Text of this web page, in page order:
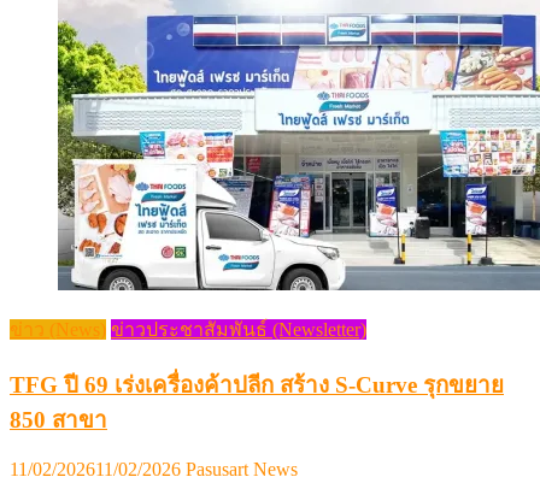
ข่าว (News) ข่าวประชาสัมพันธ์ (Newsletter)
TFG ปี 69 เร่งเครื่องค้าปลีก สร้าง S-Curve รุกขยาย
850 สาขา
Posted
11/02/202611/02/2026 Author
Pasusart News